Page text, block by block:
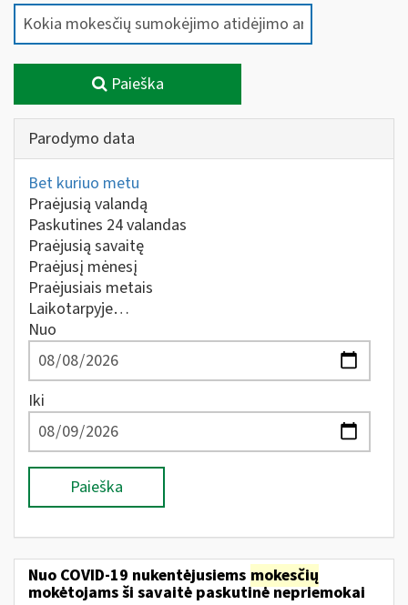
Paieška
Parodymo data
Bet kuriuo metu
Praėjusią valandą
Paskutines 24 valandas
Praėjusią savaitę
Praėjusį mėnesį
Praėjusiais metais
Laikotarpyje…
Nuo
Iki
Paieška
Nuo COVID-19 nukentėjusiems mokesčių
mokėtojams ši savaitė paskutinė nepriemokai